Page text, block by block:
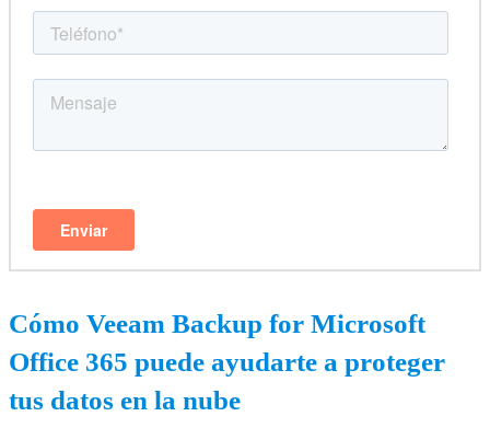
Cómo Veeam Backup for Microsoft
Office 365 puede ayudarte a proteger
tus datos en la nube